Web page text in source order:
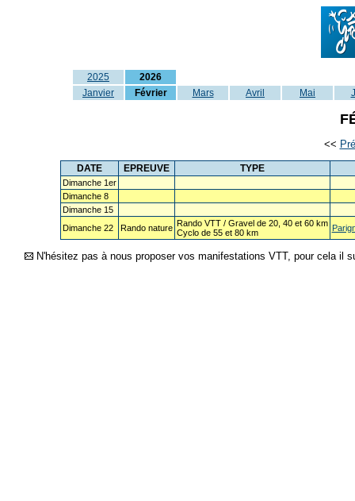
2025
2026
Janvier
Février Mars Avril Mai
<<
DATE EPREUVE TYPE
Dimanche 1er
Dimanche 8
Dimanche 15
Dimanche 22
Rando nature Rando VTT / Gravel de 20, 40 et 60 km
Cyclo de 55 et 80 km
N'hésitez pas à nous proposer vos manifestations VTT, pour cela il